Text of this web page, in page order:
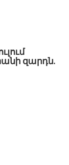
զարդն.